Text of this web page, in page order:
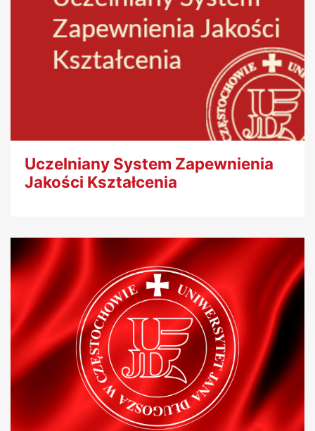
Uczelniany System Zapewnienia
Jakości Kształcenia